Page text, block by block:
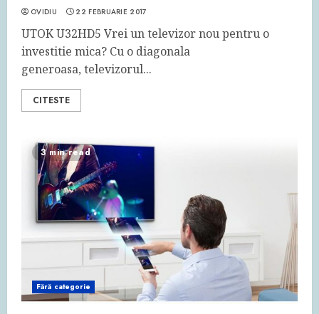
OVIDIU 22 FEBRUARIE 2017
UTOK U32HD5 Vrei un televizor nou pentru o
investitie mica? Cu o diagonala
generoasa, televizorul...
CITESTE
3 min read
Fără categorie